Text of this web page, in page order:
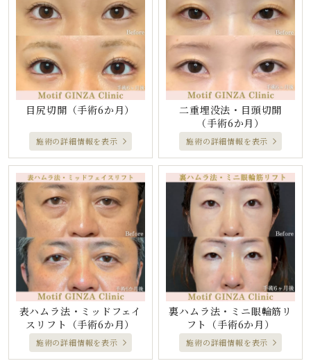
目尻切開 （手術6か月）
施術の詳細情報を表示
二重埋没法・目頭切開
（手術6か月）
施術の詳細情報を表示
表ハムラ法・ミッドフェイ
スリフト
（手術6か月）
施術の詳細情報を表示
裏ハムラ法・ミニ眼輪筋リ
フト
（手術6か月）
施術の詳細情報を表示